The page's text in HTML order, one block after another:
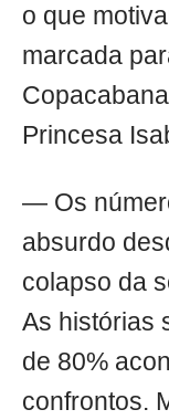
o que
marcada
Princesa
— Os
absurdo
colapso da
As histórias
de 80%
confrontos.